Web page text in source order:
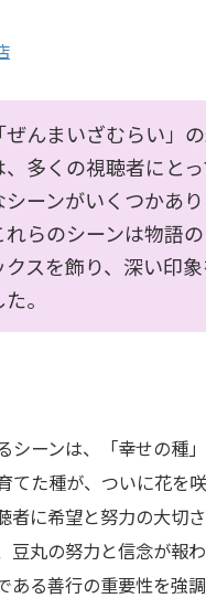
「ぜんまいざむらい」
、多くの視聴者にと
シーンがいくつかあり
れらのシーンは物語
クスを飾り、深い印
た。
シーンは、「幸せの種」
てた種が、ついに花を
者に希望と努力の大切
豆丸の努力と信念が報
ある善行の重要性を強調